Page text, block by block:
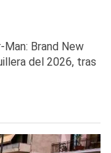
Brand New
del 2026, tras